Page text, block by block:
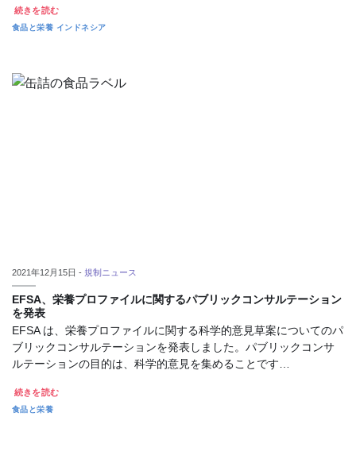
続きを読む
食品と栄養 インドネシア
2021年12月15日 - 規制ニュース
EFSA、栄養プロファイルに関するパブリックコンサルテーション
を発表
EFSA は、栄養プロファイルに関する科学的意見草案についてのパ
ブリックコンサルテーションを発表しました。パブリックコンサ
ルテーションの目的は、科学的意見を集めることです…
続きを読む
食品と栄養